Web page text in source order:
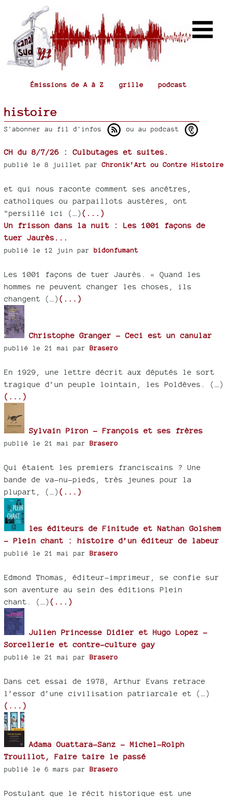
Émissions de A à Z grille podcast
histoire
S'abonner au fil d'infos ou au podcast
CH du 8/7/26 : Culbutages et suites.
publié le 8 juillet parChronik’Art ou Contre Histoire
et qui nous raconte comment ses ancêtres,
catholiques ou parpaillots austères, ont
"persillé ici (…) (...)
Un frisson dans la nuit : Les 1001 façons de
tuer Jaurès...
publié le 12 juin par bidonfumant
Les 1001 façons de tuer Jaurès. « Quand les
hommes ne peuvent changer les choses, ils
changent (…) (...)
Christophe Granger - Ceci est un canular
publié le 21 mai par Brasero
En 1929, une lettre décrit aux députés le sort
tragique d’un peuple lointain, les Poldèves. (…)
(...)
Sylvain Piron - François et ses frères
publié le 21 mai par Brasero
Qui étaient les premiers franciscains ? Une
bande de va-nu-pieds, très jeunes pour la
plupart, (…) (...)
les éditeurs de Finitude et Nathan Golshem
- Plein chant : histoire d’un éditeur de labeur
publié le 21 mai par Brasero
Edmond Thomas, éditeur-imprimeur, se confie sur
son aventure au sein des éditions Plein
chant. (…) (...)
Julien Princesse Didier et Hugo Lopez -
Sorcellerie et contre-culture gay
publié le 21 mai par Brasero
Dans cet essai de 1978, Arthur Evans retrace
l’essor d’une civilisation patriarcale et (…)
(...)
Adama Ouattara-Sanz - Michel-Rolph
Trouillot, Faire taire le passé
publié le 6 mars par Brasero
Postulant que le récit historique est une